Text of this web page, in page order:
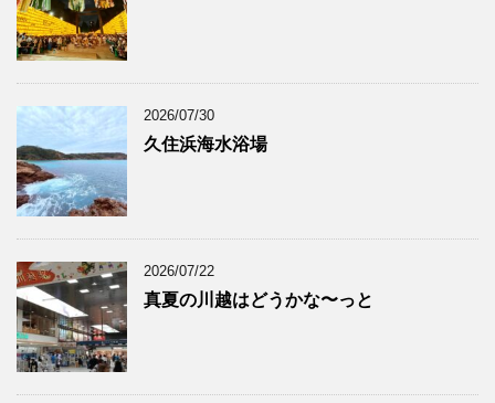
2026/07/30
久住浜海水浴場
2026/07/22
真夏の川越はどうかな〜っと